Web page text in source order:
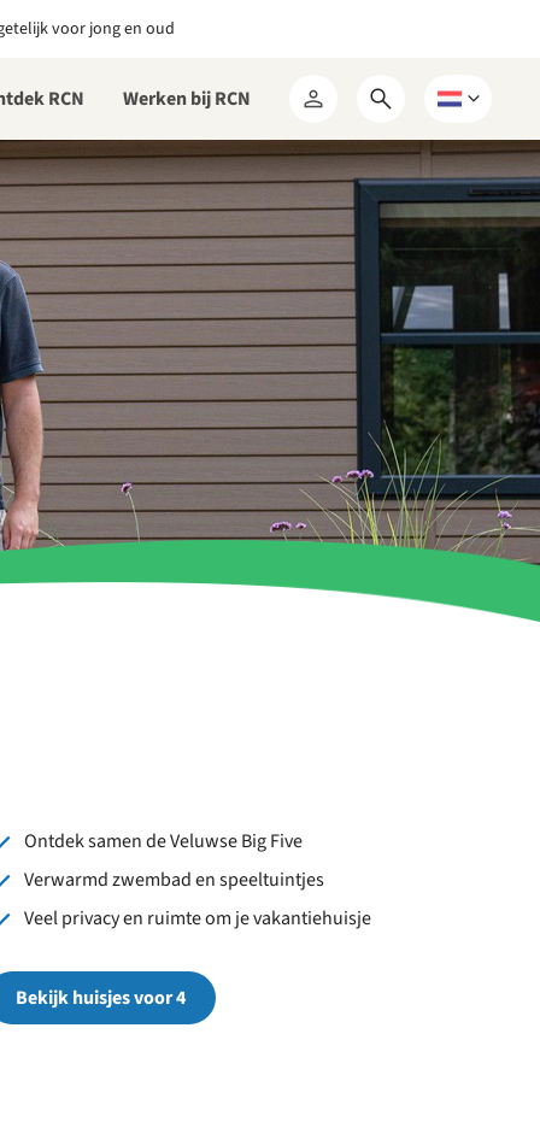
voor jong en oud
RCN Werken bij RCN
Mijn
RCN
Open
zoekformulier
Kies
een
taal
Ontdek samen de Veluwse Big Five
Verwarmd zwembad en speeltuintjes
Veel privacy en ruimte om je vakantiehuisje
Bekijk huisjes voor 4